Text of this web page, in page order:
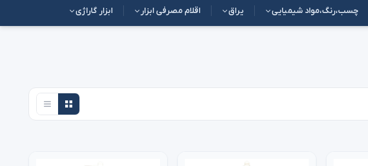
چسب،رنگ،مواد شیمیایی یراق اقلام مصرفی ابزار ابزار گاراژی